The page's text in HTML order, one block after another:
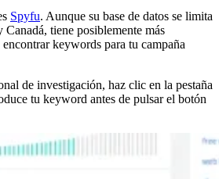
Spyfu. Aunque su base de datos se limita
tiene posiblemente más
keywords para tu campaña
de investigación, haz clic en la pestaña
tu keyword antes de pulsar el botón